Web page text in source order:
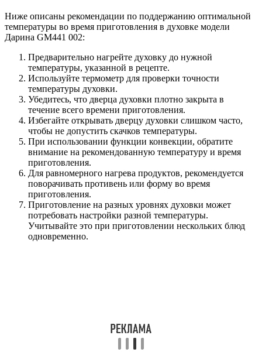
Ниже описаны рекомендации по поддержанию оптимальной
температуры во время приготовления в духовке модели
Дарина GM441 002:
Предварительно нагрейте духовку до нужной
температуры, указанной в рецепте.
Используйте термометр для проверки точности
температуры духовки.
Убедитесь, что дверца духовки плотно закрыта в
течение всего времени приготовления.
Избегайте открывать дверцу духовки слишком часто,
чтобы не допустить скачков температуры.
При использовании функции конвекции, обратите
внимание на рекомендованную температуру и время
приготовления.
Для равномерного нагрева продуктов, рекомендуется
поворачивать противень или форму во время
приготовления.
Приготовление на разных уровнях духовки может
потребовать настройки разной температуры.
Учитывайте это при приготовлении нескольких блюд
одновременно.